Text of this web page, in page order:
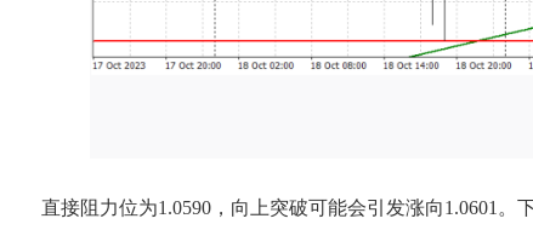
直接阻力位为1.0590，向上突破可能会引发涨向1.0601